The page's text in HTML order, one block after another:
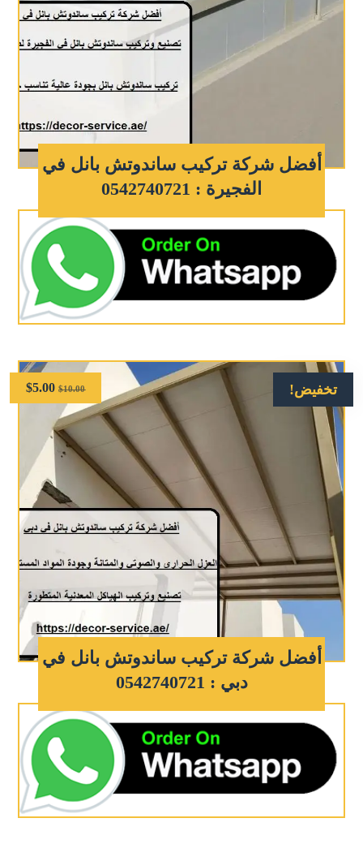
أفضل شركة تركيب ساندوتش بانل في
الفجيرة : 0542740721
تخفيض!
أفضل شركة تركيب ساندوتش بانل في
دبي : 0542740721
$10.00
$5.00